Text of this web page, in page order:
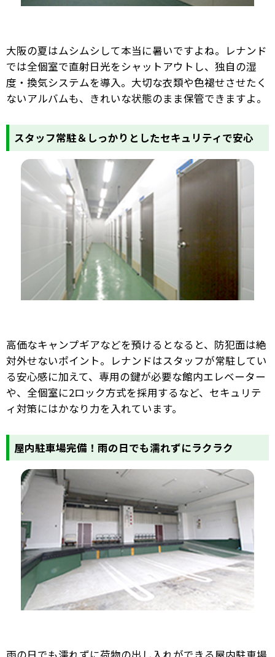
大阪の夏はムシムシして本当に暑いですよね。レナンド
では全個室で直射日光をシャットアウトし、独自の湿
度・換気システムを導入。大切な衣類や色褪せさせたく
ないアルバムも、きれいな状態のまま保管できますよ。
スタッフ常駐＆しっかりとしたセキュリティで安心
高価なキャンプギアなどを預けるとなると、防犯面は絶
対外せないポイント。レナンドはスタッフが常駐してい
る安心感に加えて、専用の鍵が必要な館内エレベーター
や、全個室に2ロック方式を採用するなど、セキュリテ
ィ対策にはかなり力を入れています。
屋内駐車場完備！雨の日でも濡れずにラクラク